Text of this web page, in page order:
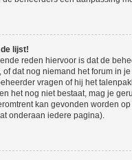
lijst!
reden hiervoor is dat de
dat nog niemand het forum in
vragen of hij het
het nog niet bestaat, mag je
kan gevonden worden
onderaan iedere pagina).